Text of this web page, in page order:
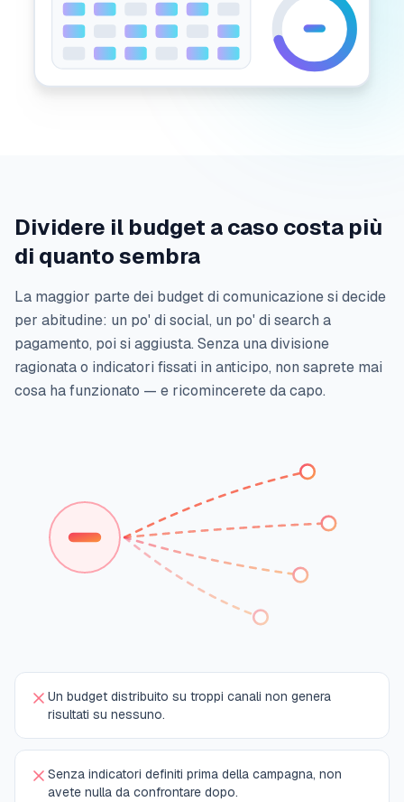
Dividere il budget a caso costa più
di quanto sembra
La maggior parte dei budget di comunicazione si decide
per abitudine: un po' di social, un po' di search a
pagamento, poi si aggiusta. Senza una divisione
ragionata o indicatori fissati in anticipo, non saprete mai
cosa ha funzionato — e ricomincerete da capo.
Un budget distribuito su troppi canali non genera
risultati su nessuno.
Senza indicatori definiti prima della campagna, non
avete nulla da confrontare dopo.